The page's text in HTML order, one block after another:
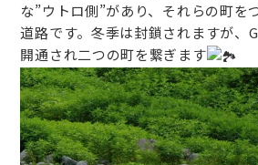
な”ウトロ側”があり、それらの町を
道路です。冬季は封鎖されますが、
開通され二つの町を繋ぎます